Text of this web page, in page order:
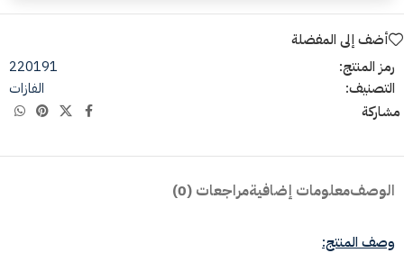
أضف إلى المفضلة
رمز المنتج:
220191
التصنيف:
الفازات
مشاركة
الوصفمعلومات إضافيةمراجعات (0)
وصف المنتج: